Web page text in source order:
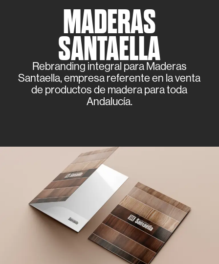
MADERAS
SANTAELLA
Rebranding integral para Maderas
Santaella, empresa referente en la venta
de productos de madera para toda
Andalucía.